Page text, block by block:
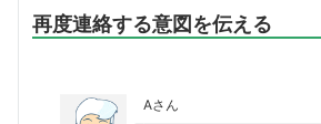
再度連絡する意図を伝える
Aさん